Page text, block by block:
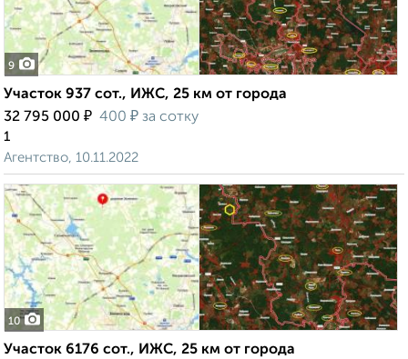
9
Участок 937 сот., ИЖС, 25 км от города
32 795 000 ₽ 400 ₽ за сотку
1
Агентство, 10.11.2022
10
Участок 6176 сот., ИЖС, 25 км от города